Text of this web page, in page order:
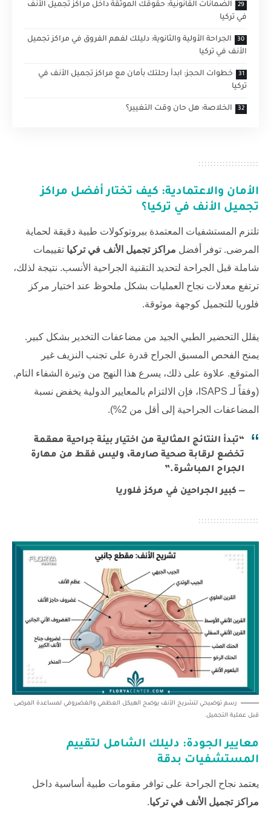
الضمانات القانونية: حقوقك الموثقة داخل مراكز تجميل الأنف
في تركيا
الجراحة الأولية والثانوية: دليلك لفهم الفروق في مراكز تجميل
الأنف في تركيا
خطوات الحجز: ابدأ رحلتك بأمان مع مراكز تجميل الأنف في
تركيا
الخلاصة: هل حان وقت التغيير؟
الأمان والاعتمادية: كيف تختار أفضل مراكز
تجميل الأنف في تركيا؟
تلتزم المستشفيات المعتمدة ببروتوكولات طبية دقيقة لحماية
المرضى. توفر أفضل مراكز تجميل الأنف في تركيا تقييمات
شاملة قبل الجراحة لتحديد التقنية الجراحية الأنسب. نتيجة لذلك،
ترتفع معدلات نجاح العمليات بشكل ملحوظ عند اختيار مركز
فلوريا للتجميل كوجهة موثوقة.
يقلل التحضير الطبي الجيد من مضاعفات التخدير بشكل كبير.
يمنح الفحص المسبق الجراح قدرة على تجنب النزيف غير
المتوقع. علاوة على ذلك، يسرع هذا النهج من وتيرة الشفاء التام.
(وفقاً لـ ISAPS ، فإن الالتزام بالمعايير الدولية يخفض نسبة
المضاعفات الجراحية إلى أقل من 2%).
“تبدأ النتائج المثالية من اختيار بيئة جراحية معقمة
تخضع لرقابة صحية صارمة، وليس فقط من مهارة
الجراح المباشرة.”
— كبير الجراحين في مركز فلوريا
رسم توضيحي لتشريح الأنف يوضح الهيكل العظمي والغضروفي لمساعدة المرضى
قبل عملية التجميل.
معايير الجودة: دليلك الشامل لتقييم
المستشفيات بدقة
يعتمد نجاح الجراحة على توافر مقومات طبية أساسية داخل
مراكز تجميل الأنف في تركيا.